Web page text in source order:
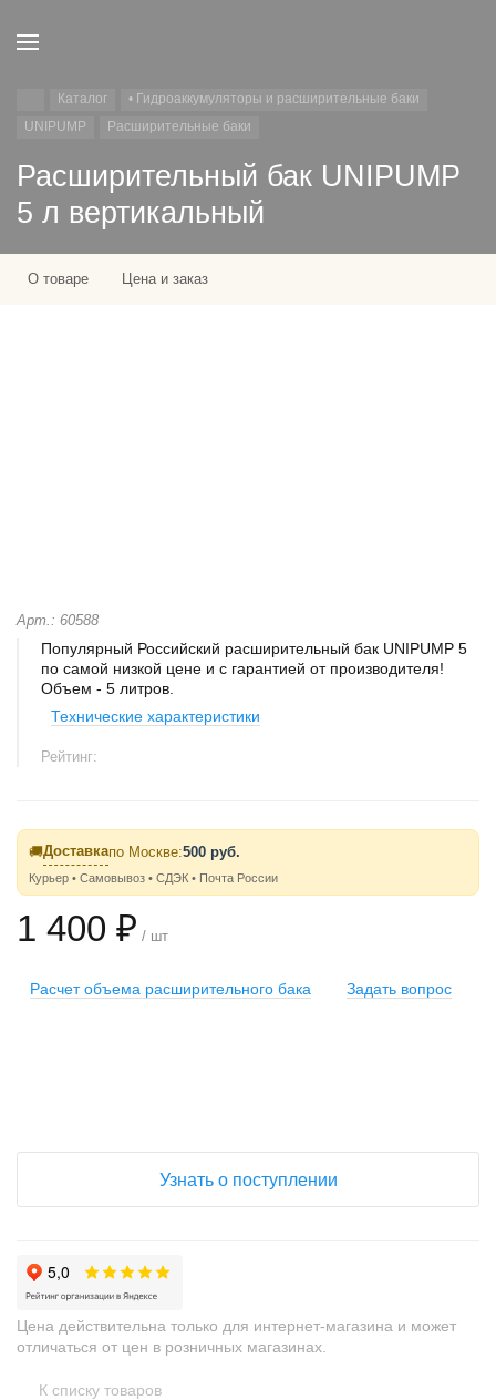
Каталог
• Гидроаккумуляторы и расширительные баки
UNIPUMP
Расширительные баки
Расширительный бак UNIPUMP
5 л вертикальный
О товаре Цена и заказ
Арт.: 60588
Популярный Российский расширительный бак UNIPUMP 5
по самой низкой цене и с гарантией от производителя!
Объем - 5 литров.
Технические характеристики
Рейтинг:
🚚Доставкапо Москве:500 руб.
Курьер • Самовывоз • СДЭК • Почта России
1 400 ₽ / шт
Расчет объема расширительного бака Задать вопрос
Узнать о поступлении
Цена действительна только для интернет-магазина и может
отличаться от цен в розничных магазинах.
К списку товаров